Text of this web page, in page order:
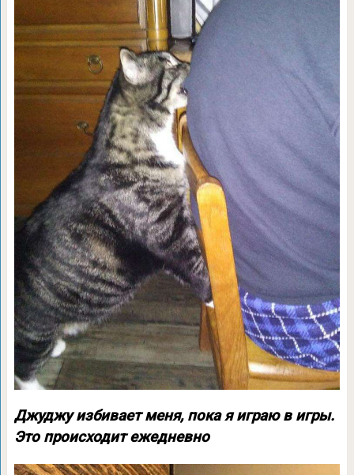
Джуджу избивает меня, пока я играю в игры.
Это происходит ежедневно